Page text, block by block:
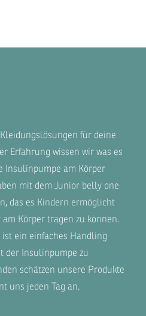
für deine
Erfahrung wissen wir was es
Insulinpumpe am Körper
mit dem Junior belly one
das es Kindern ermöglicht
Körper tragen zu können.
ein einfaches Handling
der Insulinpumpe zu
schätzen unsere Produkte
uns jeden Tag an.